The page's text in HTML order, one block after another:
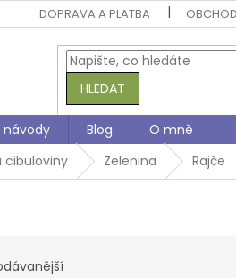
DOPRAVA A PLATBA
HLEDAT
návody Blog
O mně
cibuloviny Zelenina Rajče